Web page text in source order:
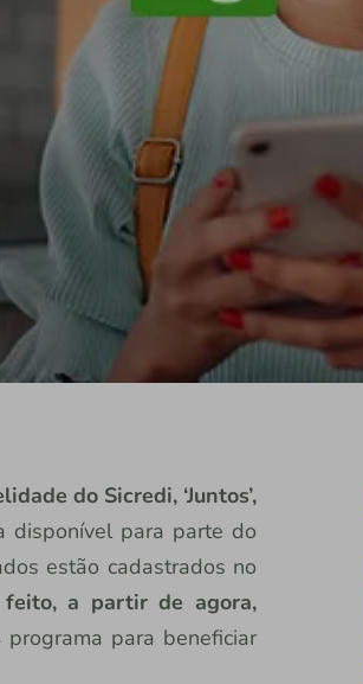
do Sicredi, ‘Juntos’,
disponível para parte do
estão cadastrados no
feito, a partir de agora,
para beneficiar